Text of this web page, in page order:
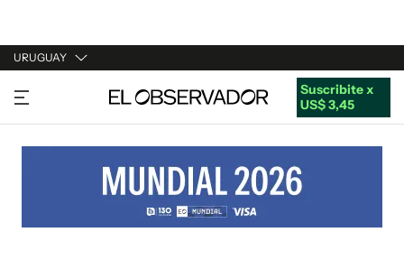
URUGUAY
URUGUAY
ARGENTINA
ESTADOS UNIDOS
Suscribite x
US$ 3,45